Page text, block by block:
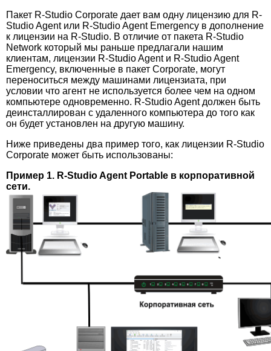
Пакет R-Studio Corporate дает вам одну лицензию для R-
Studio Agent или R-Studio Agent Emergency в дополнение
к лицензии на R-Studio. В отличие от пакета R-Studio
Network который мы раньше предлагали нашим
клиентам, лицензии R-Studio Agent и R-Studio Agent
Emergency, включенные в пакет Corporate, могут
переноситься между машинами лицензиата, при
условии что агент не используется более чем на одном
компьютере одновременно. R-Studio Agent должен быть
деинсталлирован с удаленного компьютера до того как
он будет установлен на другую машину.
Ниже приведены два пример того, как лицензии R-Studio
Corporate может быть использованы:
Пример 1. R-Studio Agent Portable в корпоративной
сети.